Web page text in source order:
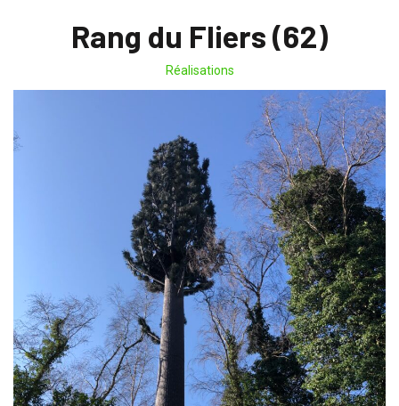
Rang du Fliers (62)
Réalisations